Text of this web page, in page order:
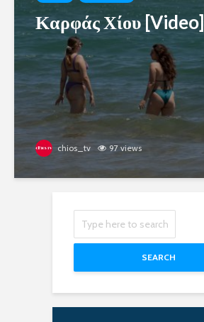
Καρφάς Χίου [Video]
chios_tv 97 views
SEARCH